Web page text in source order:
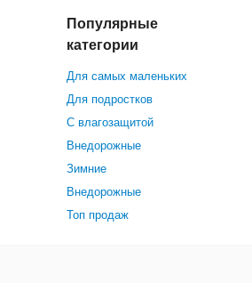
Популярные
категории
Для самых маленьких
Для подростков
С влагозащитой
Внедорожные
Зимние
Внедорожные
Топ продаж